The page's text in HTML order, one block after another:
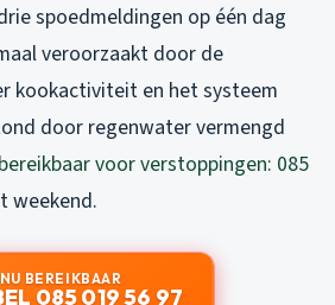
spoedmeldingen op één dag
veroorzaakt door de
kookactiviteit en het systeem
door regenwater vermengd
voor verstoppingen: 085
weekend.
NU BEREIKBAAR
085 019 56 97